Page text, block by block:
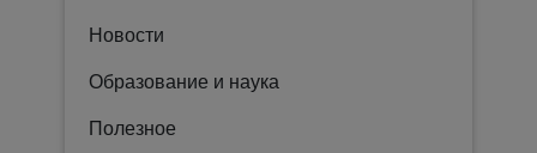
Новости
Образование и наука
Полезное